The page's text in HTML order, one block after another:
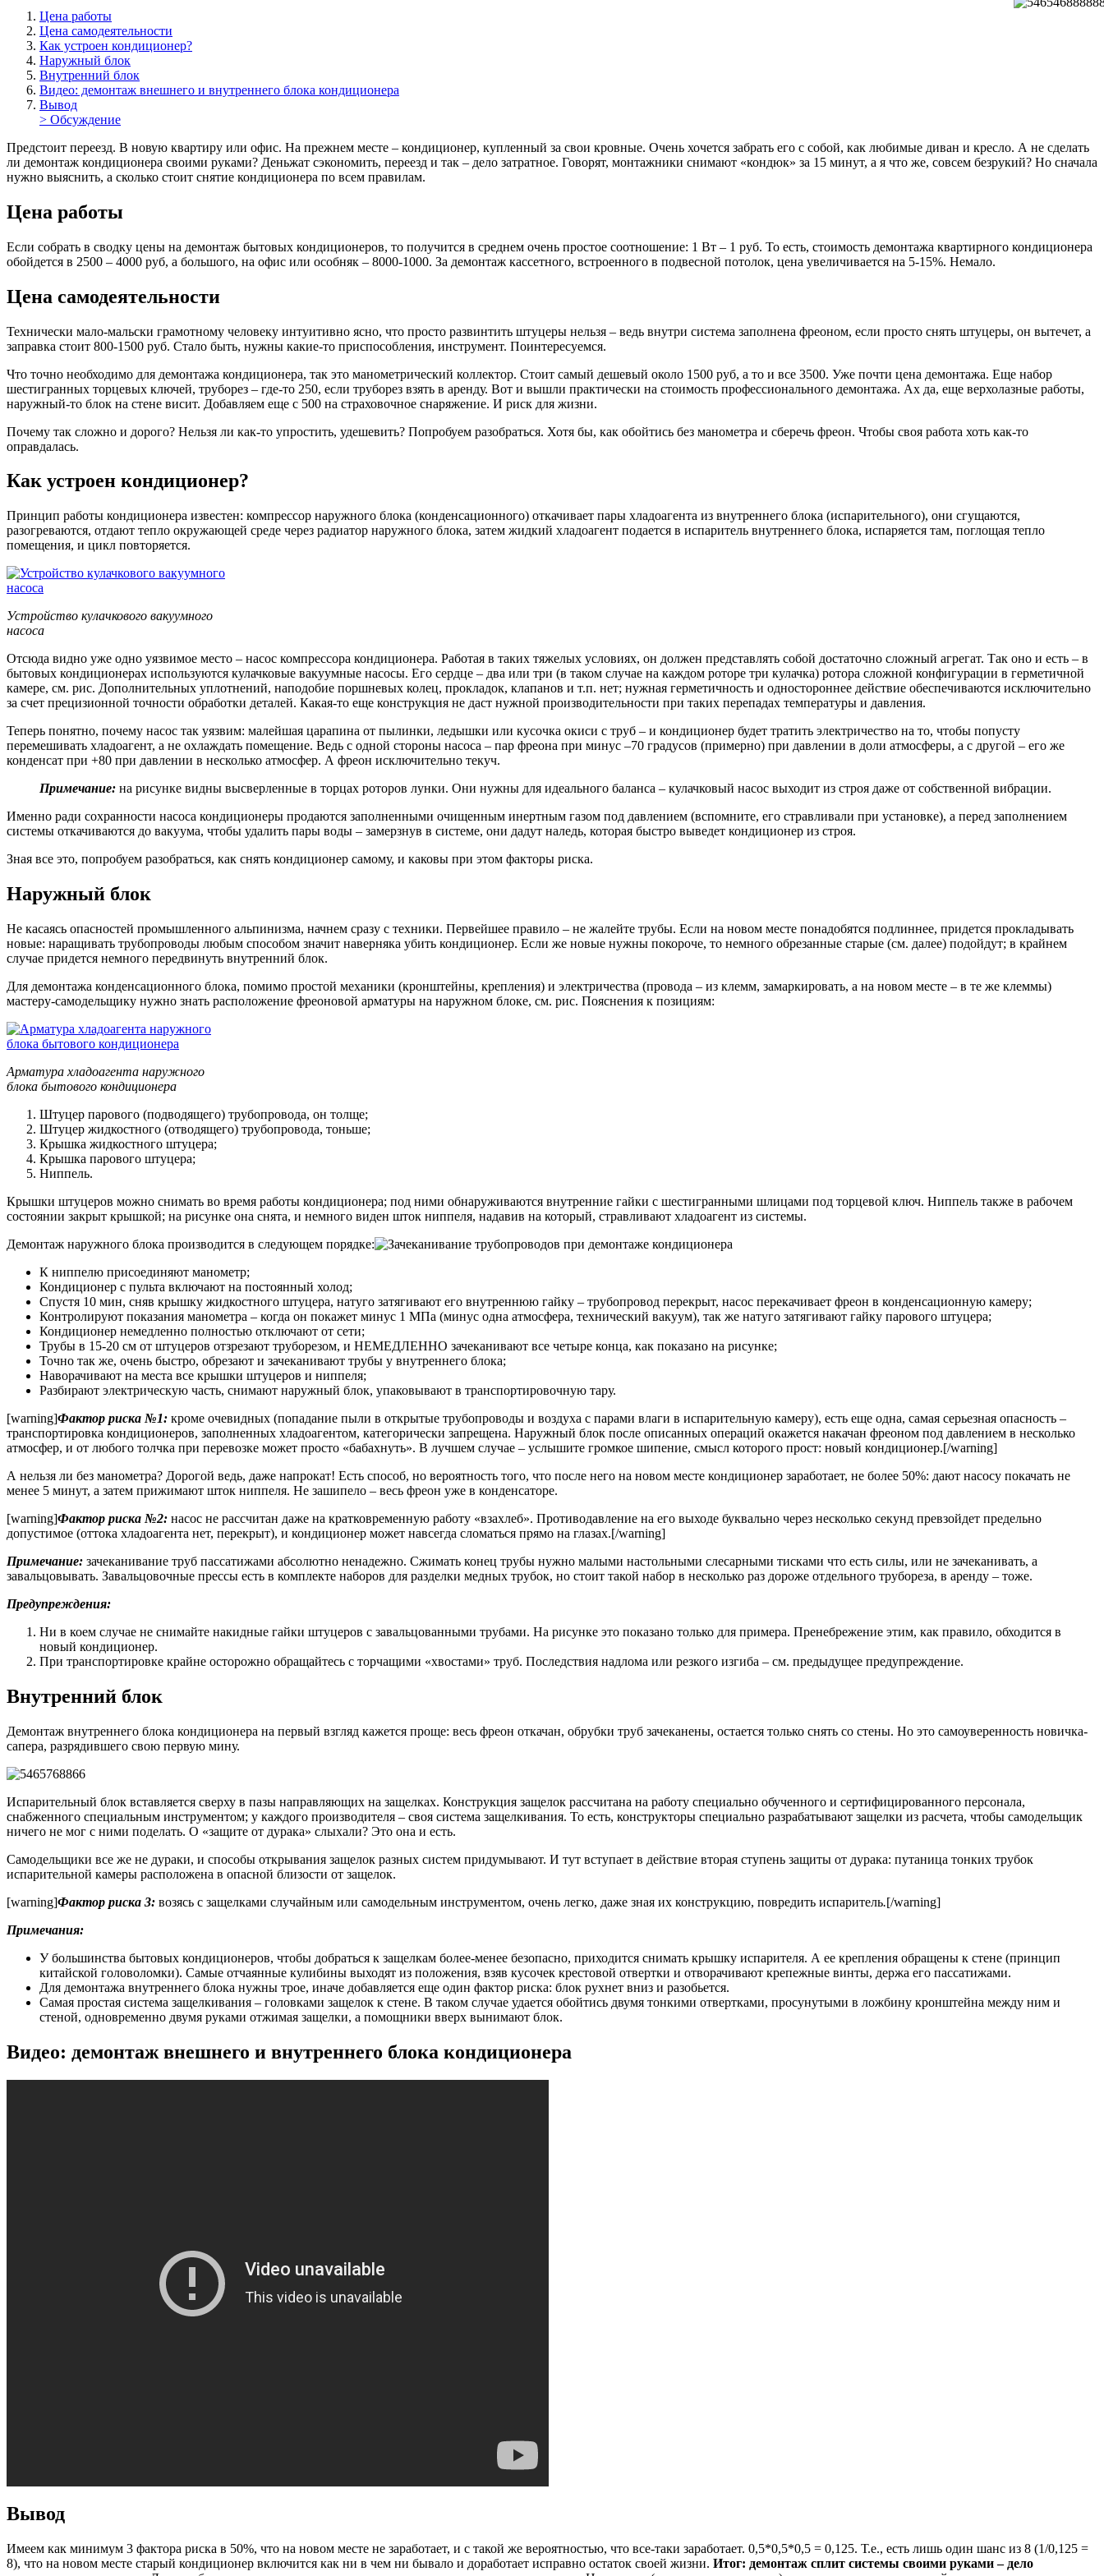
Цена работы
Цена самодеятельности
Как устроен кондиционер?
Наружный блок
Внутренний блок
Видео: демонтаж внешнего и внутреннего блока кондиционера
Вывод
> Обсуждение
Предстоит переезд. В новую квартиру или офис. На прежнем месте – кондиционер, купленный за свои кровные. Очень хочется забрать его с собой, как любимые диван и кресло. А не сделать
ли демонтаж кондиционера своими руками? Деньжат сэкономить, переезд и так – дело затратное. Говорят, монтажники снимают «кондюк» за 15 минут, а я что же, совсем безрукий? Но сначала
нужно выяснить, а сколько стоит снятие кондиционера по всем правилам.
Цена работы
Если собрать в сводку цены на демонтаж бытовых кондиционеров, то получится в среднем очень простое соотношение: 1 Вт – 1 руб. То есть, стоимость демонтажа квартирного кондиционера
обойдется в 2500 – 4000 руб, а большого, на офис или особняк – 8000-1000. За демонтаж кассетного, встроенного в подвесной потолок, цена увеличивается на 5-15%. Немало.
Цена самодеятельности
Технически мало-мальски грамотному человеку интуитивно ясно, что просто развинтить штуцеры нельзя – ведь внутри система заполнена фреоном, если просто снять штуцеры, он вытечет, а
заправка стоит 800-1500 руб. Стало быть, нужны какие-то приспособления, инструмент. Поинтересуемся.
Что точно необходимо для демонтажа кондиционера, так это манометрический коллектор. Стоит самый дешевый около 1500 руб, а то и все 3500. Уже почти цена демонтажа. Еще набор
шестигранных торцевых ключей, труборез – где-то 250, если труборез взять в аренду. Вот и вышли практически на стоимость профессионального демонтажа. Ах да, еще верхолазные работы,
наружный-то блок на стене висит. Добавляем еще с 500 на страховочное снаряжение. И риск для жизни.
Почему так сложно и дорого? Нельзя ли как-то упростить, удешевить? Попробуем разобраться. Хотя бы, как обойтись без манометра и сберечь фреон. Чтобы своя работа хоть как-то
оправдалась.
Как устроен кондиционер?
Принцип работы кондиционера известен: компрессор наружного блока (конденсационного) откачивает пары хладоагента из внутреннего блока (испарительного), они сгущаются,
разогреваются, отдают тепло окружающей среде через радиатор наружного блока, затем жидкий хладоагент подается в испаритель внутреннего блока, испаряется там, поглощая тепло
помещения, и цикл повторяется.
Устройство кулачкового вакуумного
насоса
Отсюда видно уже одно уязвимое место – насос компрессора кондиционера. Работая в таких тяжелых условиях, он должен представлять собой достаточно сложный агрегат. Так оно и есть – в
бытовых кондиционерах используются кулачковые вакуумные насосы. Его сердце – два или три (в таком случае на каждом роторе три кулачка) ротора сложной конфигурации в герметичной
камере, см. рис. Дополнительных уплотнений, наподобие поршневых колец, прокладок, клапанов и т.п. нет; нужная герметичность и одностороннее действие обеспечиваются исключительно
за счет прецизионной точности обработки деталей. Какая-то еще конструкция не даст нужной производительности при таких перепадах температуры и давления.
Теперь понятно, почему насос так уязвим: малейшая царапина от пылинки, ледышки или кусочка окиси с труб – и кондиционер будет тратить электричество на то, чтобы попусту
перемешивать хладоагент, а не охлаждать помещение. Ведь с одной стороны насоса – пар фреона при минус –70 градусов (примерно) при давлении в доли атмосферы, а с другой – его же
конденсат при +80 при давлении в несколько атмосфер. А фреон исключительно текуч.
Примечание: на рисунке видны высверленные в торцах роторов лунки. Они нужны для идеального баланса – кулачковый насос выходит из строя даже от собственной вибрации.
Именно ради сохранности насоса кондиционеры продаются заполненными очищенным инертным газом под давлением (вспомните, его стравливали при установке), а перед заполнением
системы откачиваются до вакуума, чтобы удалить пары воды – замерзнув в системе, они дадут наледь, которая быстро выведет кондиционер из строя.
Зная все это, попробуем разобраться, как снять кондиционер самому, и каковы при этом факторы риска.
Наружный блок
Не касаясь опасностей промышленного альпинизма, начнем сразу с техники. Первейшее правило – не жалейте трубы. Если на новом месте понадобятся подлиннее, придется прокладывать
новые: наращивать трубопроводы любым способом значит наверняка убить кондиционер. Если же новые нужны покороче, то немного обрезанные старые (см. далее) подойдут; в крайнем
случае придется немного передвинуть внутренний блок.
Для демонтажа конденсационного блока, помимо простой механики (кронштейны, крепления) и электричества (провода – из клемм, замаркировать, а на новом месте – в те же клеммы)
мастеру-самодельщику нужно знать расположение фреоновой арматуры на наружном блоке, см. рис. Пояснения к позициям:
Арматура хладоагента наружного
блока бытового кондиционера
Штуцер парового (подводящего) трубопровода, он толще;
Штуцер жидкостного (отводящего) трубопровода, тоньше;
Крышка жидкостного штуцера;
Крышка парового штуцера;
Ниппель.
Крышки штуцеров можно снимать во время работы кондиционера; под ними обнаруживаются внутренние гайки с шестигранными шлицами под торцевой ключ. Ниппель также в рабочем
состоянии закрыт крышкой; на рисунке она снята, и немного виден шток ниппеля, надавив на который, стравливают хладоагент из системы.
Демонтаж наружного блока производится в следующем порядке:
К ниппелю присоединяют манометр;
Кондиционер с пульта включают на постоянный холод;
Спустя 10 мин, сняв крышку жидкостного штуцера, натуго затягивают его внутреннюю гайку – трубопровод перекрыт, насос перекачивает фреон в конденсационную камеру;
Контролируют показания манометра – когда он покажет минус 1 МПа (минус одна атмосфера, технический вакуум), так же натуго затягивают гайку парового штуцера;
Кондиционер немедленно полностью отключают от сети;
Трубы в 15-20 см от штуцеров отзрезают труборезом, и НЕМЕДЛЕННО зачеканивают все четыре конца, как показано на рисунке;
Точно так же, очень быстро, обрезают и зачеканивают трубы у внутреннего блока;
Наворачивают на места все крышки штуцеров и ниппеля;
Разбирают электрическую часть, снимают наружный блок, упаковывают в транспортировочную тару.
[warning]Фактор риска №1: кроме очевидных (попадание пыли в открытые трубопроводы и воздуха с парами влаги в испарительную камеру), есть еще одна, самая серьезная опасность –
транспортировка кондиционеров, заполненных хладоагентом, категорически запрещена. Наружный блок после описанных операций окажется накачан фреоном под давлением в несколько
атмосфер, и от любого толчка при перевозке может просто «бабахнуть». В лучшем случае – услышите громкое шипение, смысл которого прост: новый кондиционер.[/warning]
А нельзя ли без манометра? Дорогой ведь, даже напрокат! Есть способ, но вероятность того, что после него на новом месте кондиционер заработает, не более 50%: дают насосу покачать не
менее 5 минут, а затем прижимают шток ниппеля. Не зашипело – весь фреон уже в конденсаторе.
[warning]Фактор риска №2: насос не рассчитан даже на кратковременную работу «взахлеб». Противодавление на его выходе буквально через несколько секунд превзойдет предельно
допустимое (оттока хладоагента нет, перекрыт), и кондиционер может навсегда сломаться прямо на глазах.[/warning]
Примечание: зачеканивание труб пассатижами абсолютно ненадежно. Сжимать конец трубы нужно малыми настольными слесарными тисками что есть силы, или не зачеканивать, а
завальцовывать. Завальцовочные прессы есть в комплекте наборов для разделки медных трубок, но стоит такой набор в несколько раз дороже отдельного трубореза, в аренду – тоже.
Предупреждения:
Ни в коем случае не снимайте накидные гайки штуцеров с завальцованными трубами. На рисунке это показано только для примера. Пренебрежение этим, как правило, обходится в
новый кондиционер.
При транспортировке крайне осторожно обращайтесь с торчащими «хвостами» труб. Последствия надлома или резкого изгиба – см. предыдущее предупреждение.
Внутренний блок
Демонтаж внутреннего блока кондиционера на первый взгляд кажется проще: весь фреон откачан, обрубки труб зачеканены, остается только снять со стены. Но это самоуверенность новичка-
сапера, разрядившего свою первую мину.
Испарительный блок вставляется сверху в пазы направляющих на защелках. Конструкция защелок рассчитана на работу специально обученного и сертифицированного персонала,
снабженного специальным инструментом; у каждого производителя – своя система защелкивания. То есть, конструкторы специально разрабатывают защелки из расчета, чтобы самодельщик
ничего не мог с ними поделать. О «защите от дурака» слыхали? Это она и есть.
Самодельщики все же не дураки, и способы открывания защелок разных систем придумывают. И тут вступает в действие вторая ступень защиты от дурака: путаница тонких трубок
испарительной камеры расположена в опасной близости от защелок.
[warning]Фактор риска 3: возясь с защелками случайным или самодельным инструментом, очень легко, даже зная их конструкцию, повредить испаритель.[/warning]
Примечания:
У большинства бытовых кондиционеров, чтобы добраться к защелкам более-менее безопасно, приходится снимать крышку испарителя. А ее крепления обращены к стене (принцип
китайской головоломки). Самые отчаянные кулибины выходят из положения, взяв кусочек крестовой отвертки и отворачивают крепежные винты, держа его пассатижами.
Для демонтажа внутреннего блока нужны трое, иначе добавляется еще один фактор риска: блок рухнет вниз и разобьется.
Самая простая система защелкивания – головками защелок к стене. В таком случае удается обойтись двумя тонкими отвертками, просунутыми в ложбину кронштейна между ним и
стеной, одновременно двумя руками отжимая защелки, а помощники вверх вынимают блок.
Видео: демонтаж внешнего и внутреннего блока кондиционера
Вывод
Имеем как минимум 3 фактора риска в 50%, что на новом месте не заработает, и с такой же вероятностью, что все-таки заработает. 0,5*0,5*0,5 = 0,125. Т.е., есть лишь один шанс из 8 (1/0,125 =
8), что на новом месте старый кондиционер включится как ни в чем ни бывало и доработает исправно остаток своей жизни. Итог: демонтаж сплит системы своими руками – дело